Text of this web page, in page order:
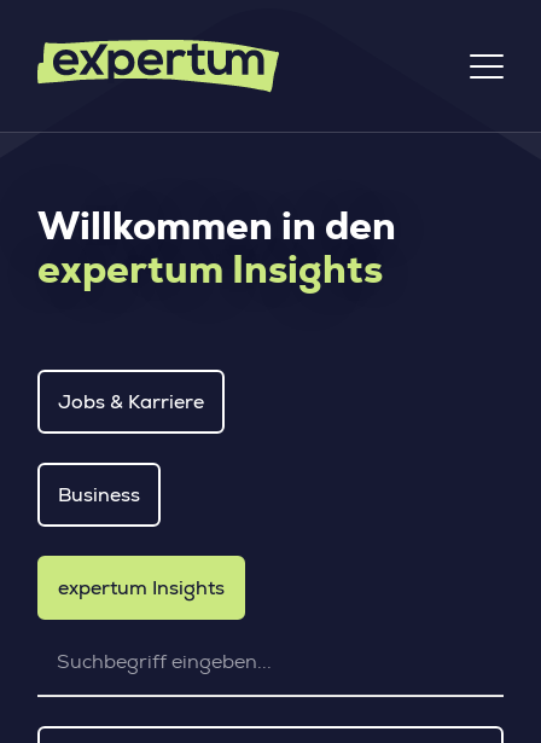
Willkommen in den
expertum Insights
Jobs & Karriere
Business
expertum Insights